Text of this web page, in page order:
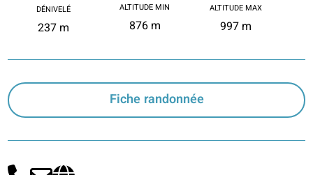
DÉNIVELÉ
237 m
ALTITUDE MIN
876 m
ALTITUDE MAX
997 m
Fiche randonnée